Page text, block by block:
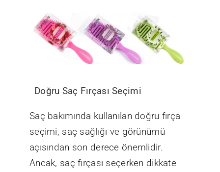
Doğru Saç Fırçası Seçimi
Saç bakımında kullanılan doğru fırça
seçimi, saç sağlığı ve görünümü
açısından son derece önemlidir.
Ancak, saç fırçası seçerken dikkate